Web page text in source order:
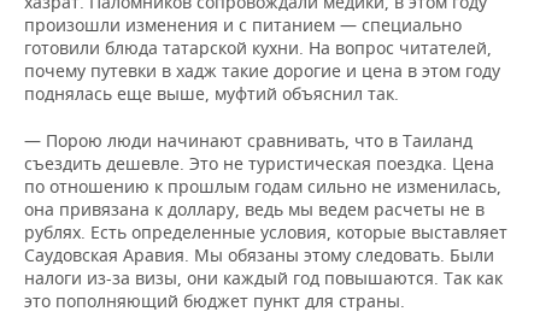
произошли изменения и с питанием — специально
готовили блюда татарской кухни. На вопрос читателей,
почему путевки в хадж такие дорогие и цена в этом году
поднялась еще выше, муфтий объяснил так.
— Порою люди начинают сравнивать, что в Таиланд
съездить дешевле. Это не туристическая поездка. Цена
по отношению к прошлым годам сильно не изменилась,
она привязана к доллару, ведь мы ведем расчеты не в
рублях. Есть определенные условия, которые выставляет
Саудовская Аравия. Мы обязаны этому следовать. Были
налоги из-за визы, они каждый год повышаются. Так как
это пополняющий бюджет пункт для страны.